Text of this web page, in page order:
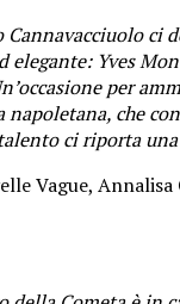
Cannavacciuolo ci
elegante: Yves
per
napoletana, che
ci riporta
Vague,